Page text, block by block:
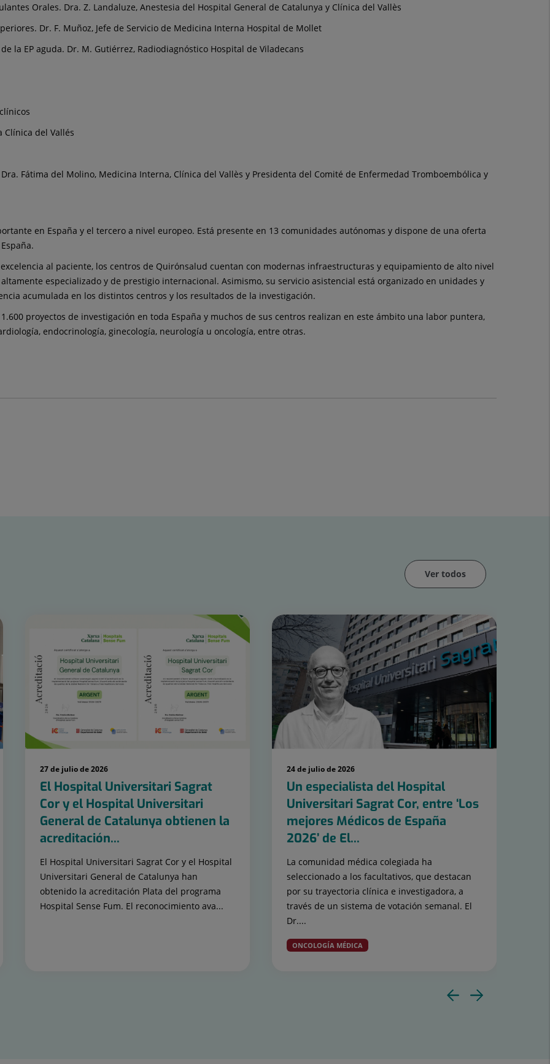
Orales. Dra. Z. Landaluze, Anestesia del Hospital General de Catalunya y Clínica del Vallès
Dr. F. Muñoz, Jefe de Servicio de Medicina Interna Hospital de Mollet
la EP aguda. Dr. M. Gutiérrez, Radiodiagnóstico Hospital de Viladecans
del Vallés
Fátima del Molino, Medicina Interna, Clínica del Vallès y Presidenta del Comité de Enfermedad Tromboembólica y
en España y el tercero a nivel europeo. Está presente en 13 comunidades autónomas y dispone de una oferta
al paciente, los centros de Quirónsalud cuentan con modernas infraestructuras y equipamiento de alto nivel
especializado y de prestigio internacional. Asimismo, su servicio asistencial está organizado en unidades y
acumulada en los distintos centros y los resultados de la investigación.
proyectos de investigación en toda España y muchos de sus centros realizan en este ámbito una labor puntera,
endocrinología, ginecología, neurología u oncología, entre otras.
27 de julio de 2026
El Hospital Universitari Sagrat
Cor y el Hospital Universitari
General de Catalunya obtienen la
acreditación...
El Hospital Universitari Sagrat Cor y el Hospital
Universitari General de Catalunya han
obtenido la acreditación Plata del programa
Hospital Sense Fum. El reconocimiento ava...
24 de julio de 2026
Un especialista del Hospital
Universitari Sagrat Cor, entre ‘Los
mejores Médicos de España
2026’ de El...
La comunidad médica colegiada ha
seleccionado a los facultativos, que destacan
por su trayectoria clínica e investigadora, a
través de un sistema de votación semanal. El
Dr....
ONCOLOGÍA MÉDICA
Ver todos